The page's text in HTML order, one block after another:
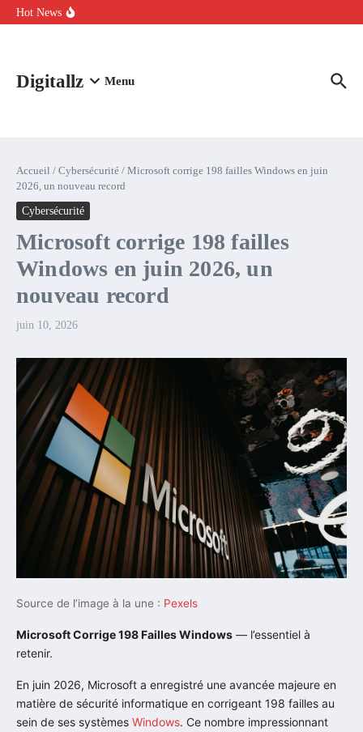
Aller au contenu
Hot News
Comment l’IA simplifie la data de caisse pour la transformer en
Digitallz Menu
Accueil / Cybersécurité / Microsoft corrige 198 failles Windows en juin
2026, un nouveau record
Cybersécurité
Microsoft corrige 198 failles
Windows en juin 2026, un
nouveau record
juin 10, 2026
Source de l’image à la une : Pexels
Microsoft Corrige 198 Failles Windows — l’essentiel à
retenir.
En juin 2026, Microsoft a enregistré une avancée majeure en
matière de sécurité informatique en corrigeant 198 failles au
sein de ses systèmes Windows. Ce nombre impressionnant